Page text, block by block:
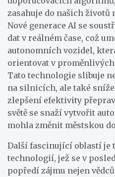
zasahuje do našich životů
Nové generace AI se
dat v reálném čase, což
autonomních vozidel,
orientovat v
Tato technologie slibuje
na silnicích, ale také
zlepšení efektivity
světě se snaží vytvořit
mohla změnit městskou
Další fascinující oblastí je
technologií, jež se v
popředí zájmu nejen